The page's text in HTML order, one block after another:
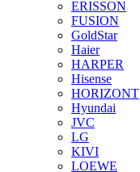
ERISSON
FUSION
GoldStar
Haier
HARPER
Hisense
HORIZONT
Hyundai
JVC
LG
KIVI
LOEWE